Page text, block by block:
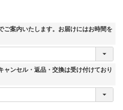
ご案内いたします。お届けにはお時間を
ャンセル・返品・交換は受け付けており